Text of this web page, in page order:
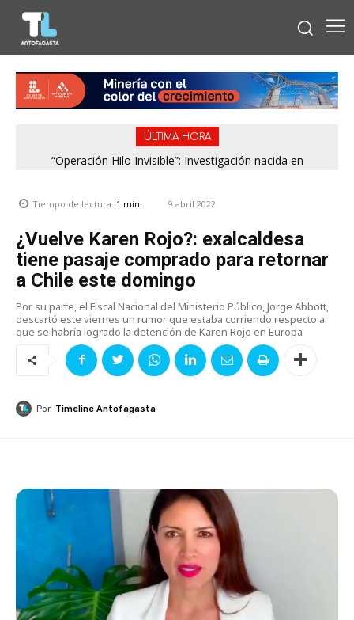
ÚLTIMA HORA
“Operación Hilo Invisible”: Investigación nacida en
Tiempo de lectura: 1 min. 9 abril 2022
¿Vuelve Karen Rojo?: exalcaldesa
tiene pasaje comprado para retornar
a Chile este domingo
Por su parte, el Fiscal Nacional del Ministerio Público, Jorge Abbott,
descartó este viernes un rumor que estaba corriendo respecto a
que se habría logrado la detención de Karen Rojo en Europa
Por Timeline Antofagasta